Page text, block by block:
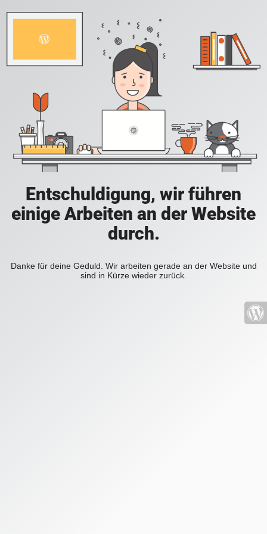
Entschuldigung, wir führen
einige Arbeiten an der Website
durch.
Danke für deine Geduld. Wir arbeiten gerade an der Website und
sind in Kürze wieder zurück.